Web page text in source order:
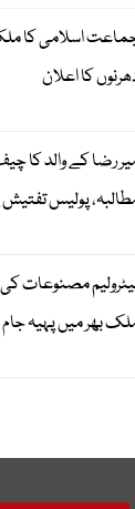
کا اعلان
رضا کے والد کا
پولیس تفتیش
مصنوعات کی
بھر میں پہیہ جام